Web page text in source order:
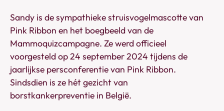
Sandy is de sympathieke struisvogelmascotte van
Pink Ribbon en het boegbeeld van de
Mammoquizcampagne. Ze werd officieel
voorgesteld op 24 september 2024 tijdens de
jaarlijkse persconferentie van Pink Ribbon.
Sindsdien is ze hét gezicht van
borstkankerpreventie in België.